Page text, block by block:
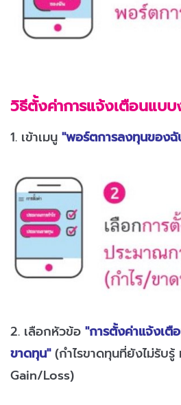
วิธีตั้งค่าการแจ้งเตือนแบบ
1. เข้าเมนู "พอร์ตการลงทุนของฉั
2. เลือกหัวข้อ "การตั้งค่าแจ้งเตื
ขาดทุน"(กำไรขาดทุนที่ยังไม่รับ
Gain/Loss)